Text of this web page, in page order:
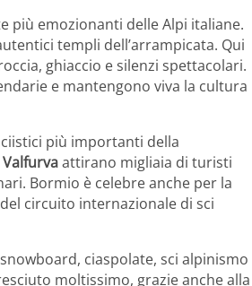
più emozionanti delle Alpi italiane.
templi dell’arrampicata. Qui
ghiaccio e silenzi spettacolari.
e mantengono viva la cultura
più importanti della
attirano migliaia di turisti
Bormio è celebre anche per la
circuito internazionale di sci
ciaspolate, sci alpinismo
moltissimo, grazie anche alla